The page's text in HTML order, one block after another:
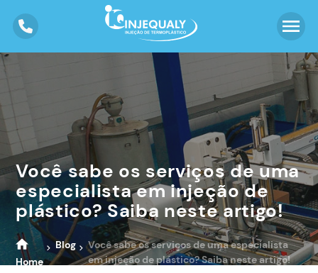
Você sabe os serviços de uma
especialista em injeção de
plástico? Saiba neste artigo!
Home
Blog
Você sabe os serviços de uma especialista
em injeção de plástico? Saiba neste artigo!